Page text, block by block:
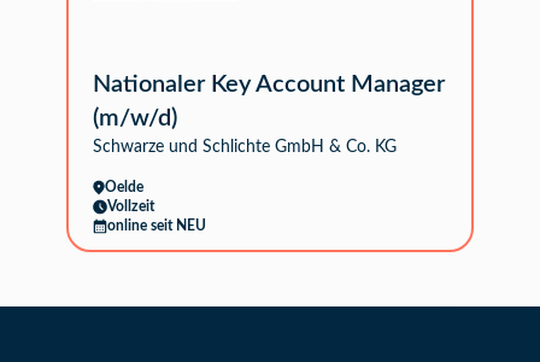
Nationaler Key Account Manager
(m/w/d)
Schwarze und Schlichte GmbH & Co. KG
Oelde
Vollzeit
online seit NEU